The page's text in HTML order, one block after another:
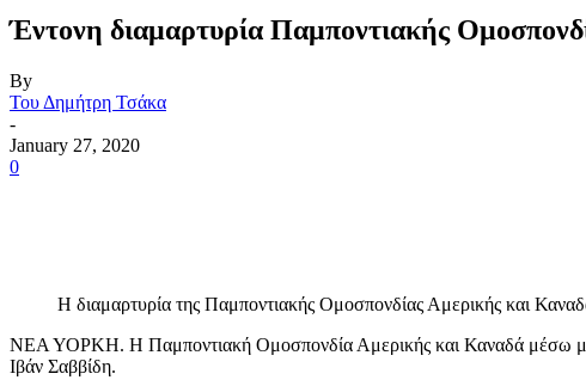
Έντονη διαμαρτυρία Παμποντιακής
By
Του Δημήτρη Τσάκα
-
January 27, 2020
0
Η διαμαρτυρία της Παμποντιακής Ομοσπονδίας Αμερικής και
ΝΕΑ ΥΟΡΚΗ. Η Παμποντιακή Ομοσπονδία Αμερικής και Καναδά μέσω
Ιβάν Σαββίδη.